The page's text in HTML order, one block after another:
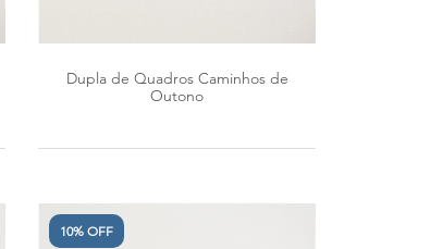
Dupla de Quadros Caminhos de
Outono
10% OFF